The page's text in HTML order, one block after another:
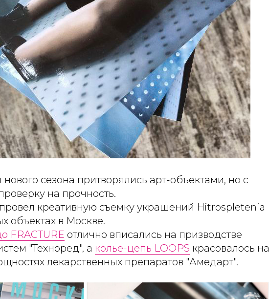
сезона притворялись арт-объектами, но с
на прочность.
провел креативную съемку украшений Hitrospletenia
объектах в Москве.
FRACTURE отлично вписались на призводстве
"Техноред", а колье-цепь LOOPS красовалось на
лекарственных препаратов "Амедарт".